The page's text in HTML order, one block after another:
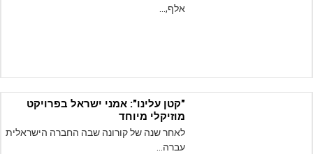
אלף,…
"קטן עלינו": אמני ישראל בפרויקט
מוזיקלי מיוחד
לאחר שנה של קורונה שבה החברה הישראלית
עברה…
פודקאסטים